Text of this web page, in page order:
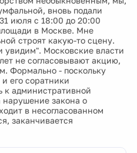
вновь подали
июля с 18:00 до 20:00
в Москве. Мне
строят какую-то сцену.
Московские власти
не согласовывают акцию,
Формально - поскольку
его соратники
к административной
нарушение закона о
в несогласованном
заканчивается